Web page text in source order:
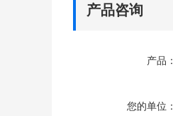
产品咨询
产品：
您的单位：